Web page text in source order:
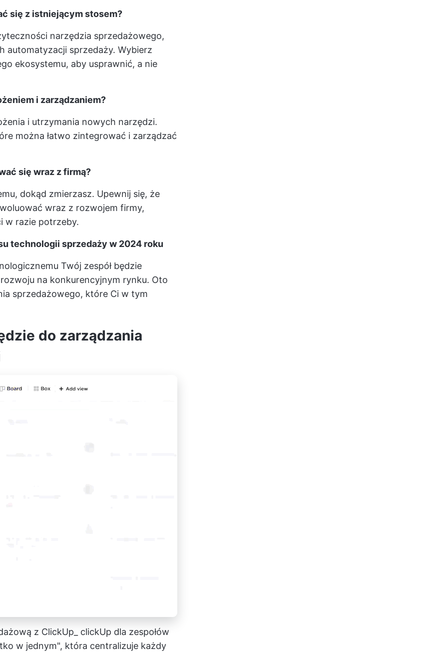
się z istniejącym stosem?
narzędzia sprzedażowego,
automatyzacji sprzedaży. Wybierz
ekosystemu, aby usprawnić, a nie
i zarządzaniem?
i utrzymania nowych narzędzi.
można łatwo zintegrować i zarządzać
się wraz z firmą?
dokąd zmierzasz. Upewnij się, że
wraz z rozwojem firmy,
w razie potrzeby.
technologii sprzedaży w 2024 roku
Twój zespół będzie
na konkurencyjnym rynku. Oto
sprzedażowego, które Ci w tym
do zarządzania
z ClickUp_ clickUp dla zespołów
w jednym", która centralizuje każdy